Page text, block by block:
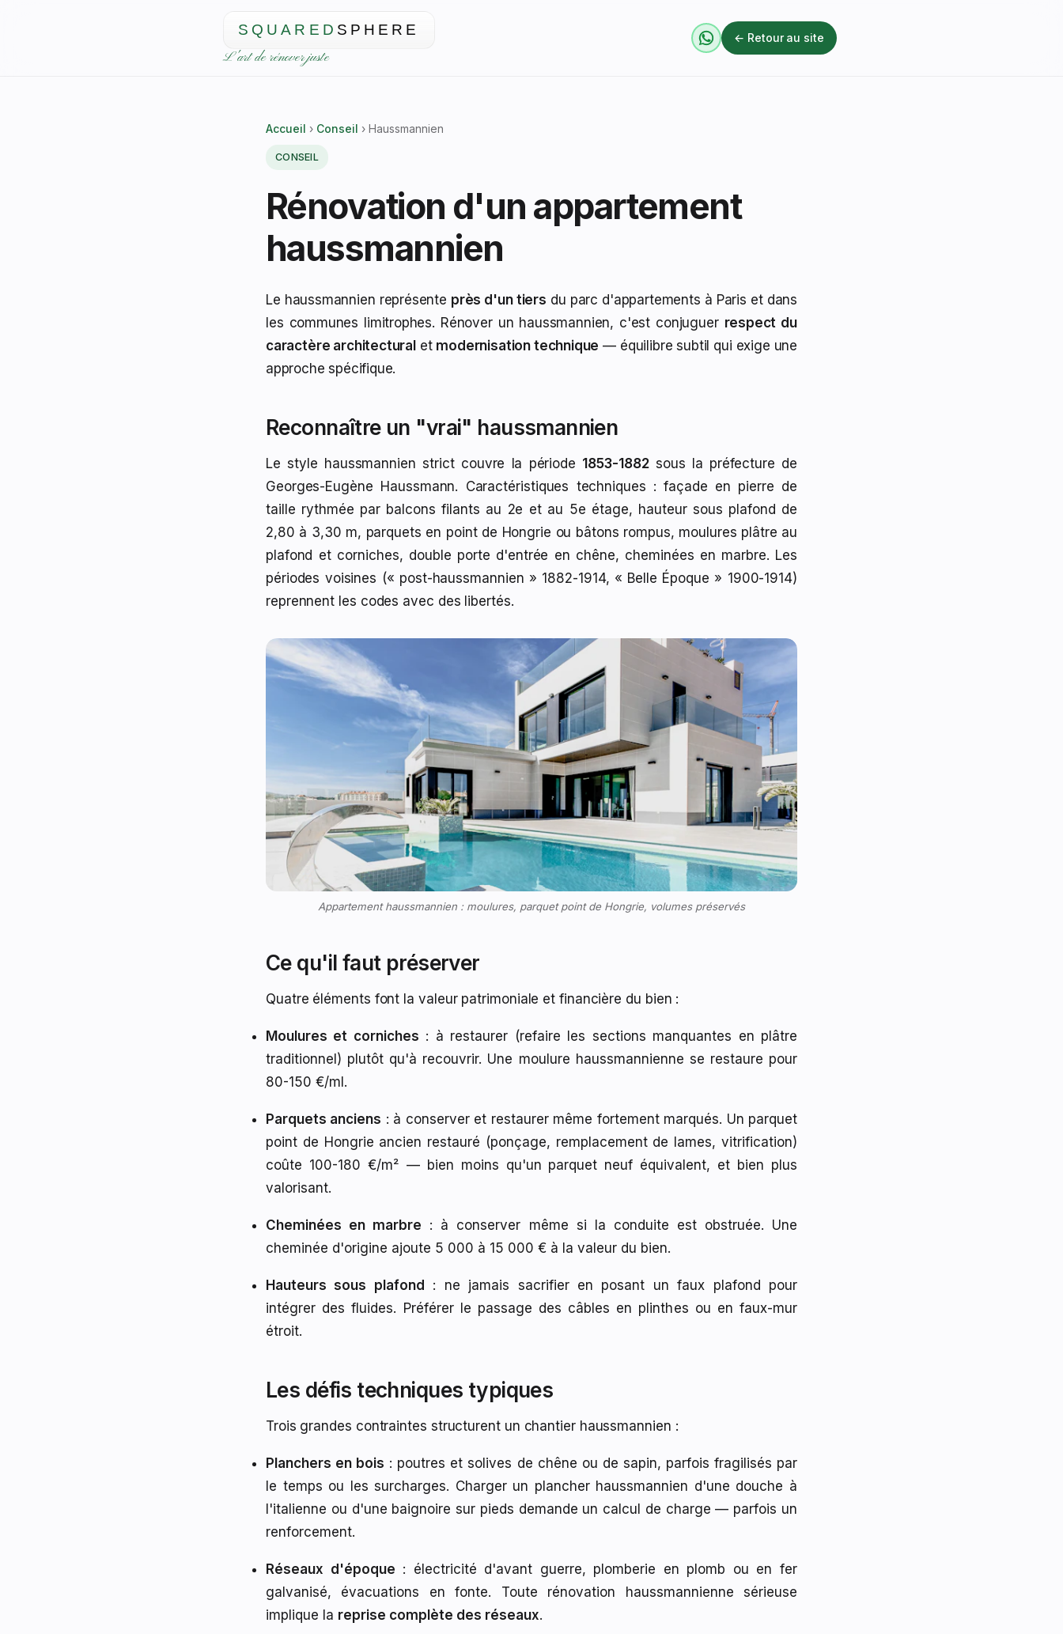
SQUARED SPHERE
L'art de rénover juste
← Retour au site
Accueil › Conseil › Haussmannien
CONSEIL
Rénovation d'un appartement
haussmannien
Le haussmannien représente près d'un tiers du parc d'appartements à Paris et dans
les communes limitrophes. Rénover un haussmannien, c'est conjuguer respect du
caractère architectural et modernisation technique — équilibre subtil qui exige une
approche spécifique.
Reconnaître un "vrai" haussmannien
Le style haussmannien strict couvre la période 1853-1882sous la préfecture de
Georges-Eugène Haussmann. Caractéristiques techniques : façade en pierre de
taille rythmée par balcons filants au 2e et au 5e étage, hauteur sous plafond de
2,80 à 3,30 m, parquets en point de Hongrie ou bâtons rompus, moulures plâtre au
plafond et corniches, double porte d'entrée en chêne, cheminées en marbre. Les
périodes voisines (« post-haussmannien » 1882-1914, « Belle Époque » 1900-1914)
reprennent les codes avec des libertés.
Appartement haussmannien : moulures, parquet point de Hongrie, volumes préservés
Ce qu'il faut préserver
Quatre éléments font la valeur patrimoniale et financière du bien :
Moulures et corniches : à restaurer (refaire les sections manquantes en plâtre
traditionnel) plutôt qu'à recouvrir. Une moulure haussmannienne se restaure pour
80-150 €/ml.
Parquets anciens : à conserver et restaurer même fortement marqués. Un parquet
point de Hongrie ancien restauré (ponçage, remplacement de lames, vitrification)
coûte 100-180 €/m² — bien moins qu'un parquet neuf équivalent, et bien plus
valorisant.
Cheminées en marbre : à conserver même si la conduite est obstruée. Une
cheminée d'origine ajoute 5 000 à 15 000 € à la valeur du bien.
Hauteurs sous plafond
: ne jamais sacrifier en posant un faux plafond pour
intégrer des fluides. Préférer le passage des câbles en plinthes ou en faux-mur
étroit.
Les défis techniques typiques
Trois grandes contraintes structurent un chantier haussmannien :
Planchers en bois : poutres et solives de chêne ou de sapin, parfois fragilisés par
le temps ou les surcharges. Charger un plancher haussmannien d'une douche à
l'italienne ou d'une baignoire sur pieds demande un calcul de charge — parfois un
renforcement.
Réseaux d'époque : électricité d'avant guerre, plomberie en plomb ou en fer
galvanisé, évacuations en fonte. Toute rénovation haussmannienne sérieuse
implique la reprise complète des réseaux.